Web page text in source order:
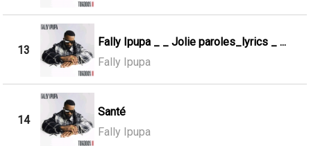
13
Fally Ipupa _ _ Jolie paroles_lyrics _ ...
Fally Ipupa
14
Santé
Fally Ipupa